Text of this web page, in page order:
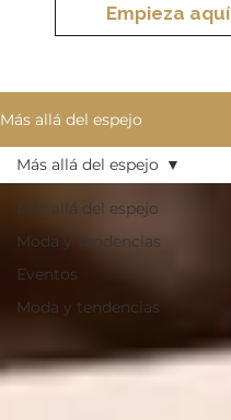
Empieza aquí
Más allá del espejo
Más allá del espejo
Moda y Tendencias
Eventos
Moda y tendencias
Más allá del espejo